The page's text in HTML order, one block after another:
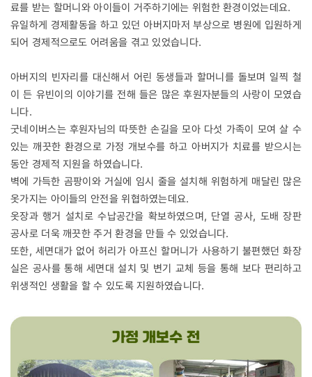
료를 받는 할머니와 아이들이 거주하기에는 위험한 환경이었는데요.
유일하게 경제활동을 하고 있던 아버지마저 부상으로 병원에 입원하게
되어 경제적으로도 어려움을 겪고 있었습니다.
아버지의 빈자리를 대신해서 어린 동생들과 할머니를 돌보며 일찍 철
이 든 유빈이의 이야기를 전해 들은 많은 후원자분들의 사랑이 모였습
니다.
굿네이버스는 후원자님의 따뜻한 손길을 모아 다섯 가족이 모여 살 수
있는 깨끗한 환경으로 가정 개보수를 하고 아버지가 치료를 받으시는
동안 경제적 지원을 하였습니다.
벽에 가득한 곰팡이와 거실에 임시 줄을 설치해 위험하게 매달린 많은
옷가지는 아이들의 안전을 위협하였는데요.
옷장과 행거 설치로 수납공간을 확보하였으며, 단열 공사, 도배 장판
공사로 더욱 깨끗한 주거 환경을 만들 수 있었습니다.
또한, 세면대가 없어 허리가 아프신 할머니가 사용하기 불편했던 화장
실은 공사를 통해 세면대 설치 및 변기 교체 등을 통해 보다 편리하고
위생적인 생활을 할 수 있도록 지원하였습니다.